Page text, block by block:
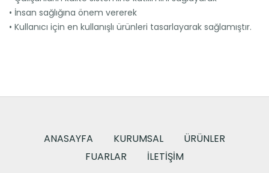
• İnsan sağlığına önem vererek
• Kullanıcı için en kullanışlı ürünleri tasarlayarak sağlamıştır.
ANASAYFA KURUMSAL
ÜRÜNLER
FUARLAR
İLETIŞIM